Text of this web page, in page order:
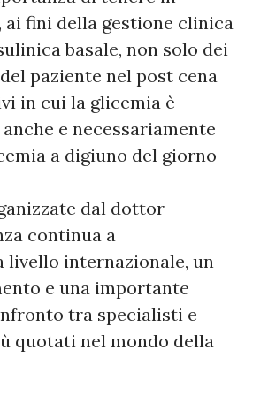
ai fini della gestione clinica
basale, non solo dei
paziente nel post cena
in cui la glicemia è
e necessariamente
a digiuno del giorno
dal dottor
continua a
livello internazionale, un
e una importante
tra specialisti e
quotati nel mondo della